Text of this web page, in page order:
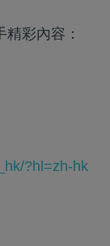
彩內容：
?hl=zh-hk